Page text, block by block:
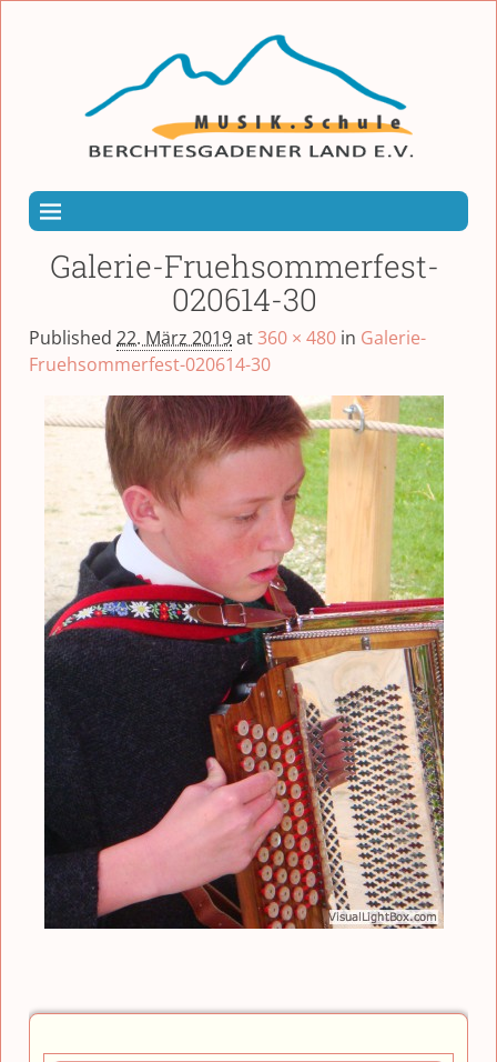
Galerie-Fruehsommerfest-
020614-30
Published 22. März 2019at360 × 480 in Galerie-
Fruehsommerfest-020614-30